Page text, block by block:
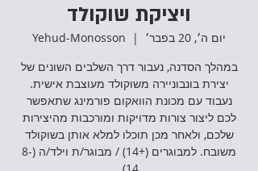
ויציקת שוקולד
יום ה׳, 20 בפבר׳
  |
Yehud-Monosson
במהלך הסדנה, נעבור דרך השלבים השונים של
יצירת בונבוניירה משוקולד מעוצבת אישית.
נעבוד עם מכונת הוואקום פורמינג שתאפשר
לכם ליצור צורות מדויקות ומורכבות מהיצירות
שלכם, ולאחר מכן תוכלו למלא אותן בשוקולד
משובח. למבוגרים (+14) / מבוגר/ת וילד/ה (8-